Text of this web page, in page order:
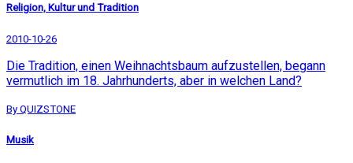
Religion, Kultur und Tradition
2010-10-26
Die Tradition, einen Weihnachtsbaum aufzustellen, begann
vermutlich im 18. Jahrhunderts, aber in welchen Land?
By QUIZSTONE
Musik